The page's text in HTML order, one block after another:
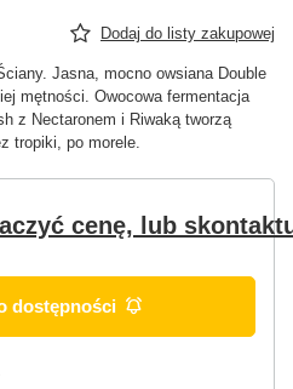
Dodaj do listy zakupowej
Jasna, mocno owsiana Double
mętności. Owocowa fermentacja
z Nectaronem i Riwaką tworzą
tropiki, po morele.
cenę, lub
dostępności